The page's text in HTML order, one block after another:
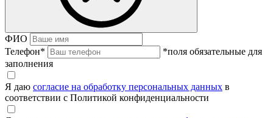
ФИО
Телефон*
*поля обязательные для
заполнения
Я даю согласие на обработку персональных данных в
соответствии с Политикой конфиденциальности